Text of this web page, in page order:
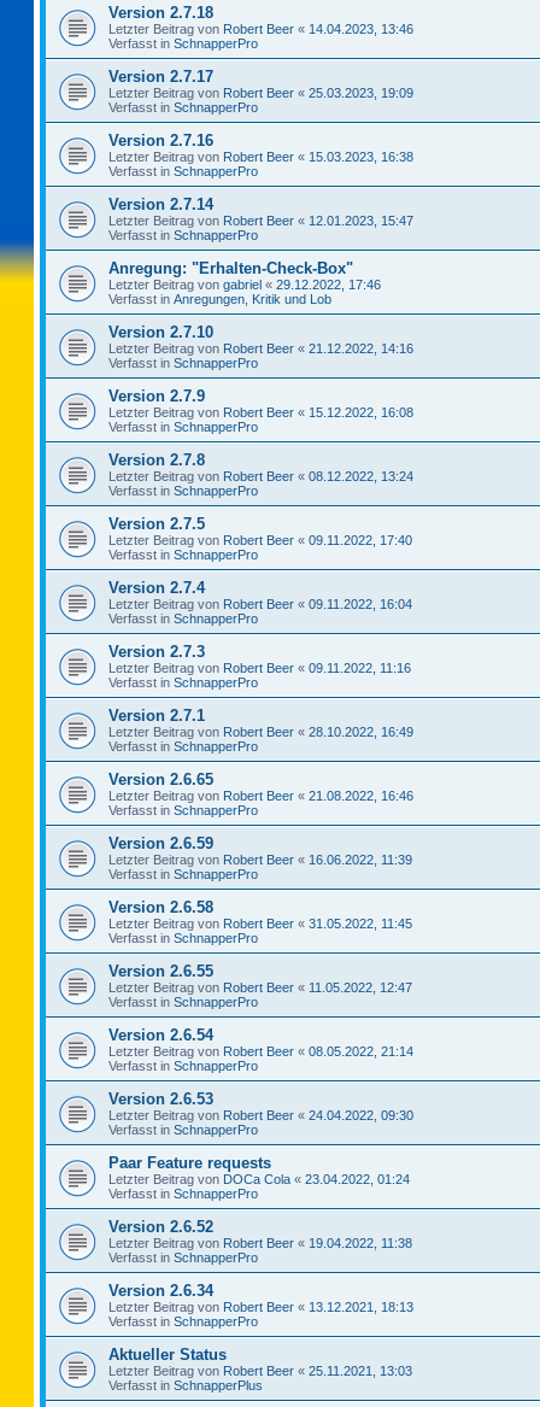
Version 2.7.18
Letzter Beitrag von Robert Beer « 14.04.2023, 13:46
Verfasst in SchnapperPro
Version 2.7.17
Letzter Beitrag von Robert Beer « 25.03.2023, 19:09
Verfasst in SchnapperPro
Version 2.7.16
Letzter Beitrag von Robert Beer « 15.03.2023, 16:38
Verfasst in SchnapperPro
Version 2.7.14
Letzter Beitrag von Robert Beer « 12.01.2023, 15:47
Verfasst in SchnapperPro
Anregung: "Erhalten-Check-Box"
Letzter Beitrag von gabriel « 29.12.2022, 17:46
Verfasst in Anregungen, Kritik und Lob
Version 2.7.10
Letzter Beitrag von Robert Beer « 21.12.2022, 14:16
Verfasst in SchnapperPro
Version 2.7.9
Letzter Beitrag von Robert Beer « 15.12.2022, 16:08
Verfasst in SchnapperPro
Version 2.7.8
Letzter Beitrag von Robert Beer « 08.12.2022, 13:24
Verfasst in SchnapperPro
Version 2.7.5
Letzter Beitrag von Robert Beer « 09.11.2022, 17:40
Verfasst in SchnapperPro
Version 2.7.4
Letzter Beitrag von Robert Beer « 09.11.2022, 16:04
Verfasst in SchnapperPro
Version 2.7.3
Letzter Beitrag von Robert Beer « 09.11.2022, 11:16
Verfasst in SchnapperPro
Version 2.7.1
Letzter Beitrag von Robert Beer « 28.10.2022, 16:49
Verfasst in SchnapperPro
Version 2.6.65
Letzter Beitrag von Robert Beer « 21.08.2022, 16:46
Verfasst in SchnapperPro
Version 2.6.59
Letzter Beitrag von Robert Beer « 16.06.2022, 11:39
Verfasst in SchnapperPro
Version 2.6.58
Letzter Beitrag von Robert Beer « 31.05.2022, 11:45
Verfasst in SchnapperPro
Version 2.6.55
Letzter Beitrag von Robert Beer « 11.05.2022, 12:47
Verfasst in SchnapperPro
Version 2.6.54
Letzter Beitrag von Robert Beer « 08.05.2022, 21:14
Verfasst in SchnapperPro
Version 2.6.53
Letzter Beitrag von Robert Beer « 24.04.2022, 09:30
Verfasst in SchnapperPro
Paar Feature requests
Letzter Beitrag von DOCa Cola « 23.04.2022, 01:24
Verfasst in SchnapperPro
Version 2.6.52
Letzter Beitrag von Robert Beer « 19.04.2022, 11:38
Verfasst in SchnapperPro
Version 2.6.34
Letzter Beitrag von Robert Beer « 13.12.2021, 18:13
Verfasst in SchnapperPro
Aktueller Status
Letzter Beitrag von Robert Beer « 25.11.2021, 13:03
Verfasst in SchnapperPlus